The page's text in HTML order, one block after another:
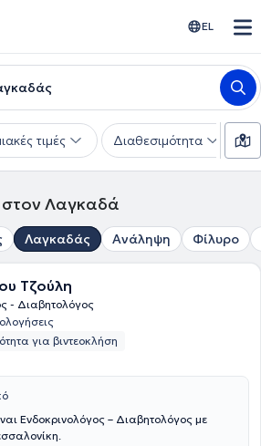
EL
τιμές Διαθεσιμότητα
στον Λαγκαδά
Λαγκαδάς Ανάληψη Φίλυρο
Τζούλη
- Διαβητολόγος
για βιντεοκλήση
Ενδοκρινολόγος – Διαβητολόγος με